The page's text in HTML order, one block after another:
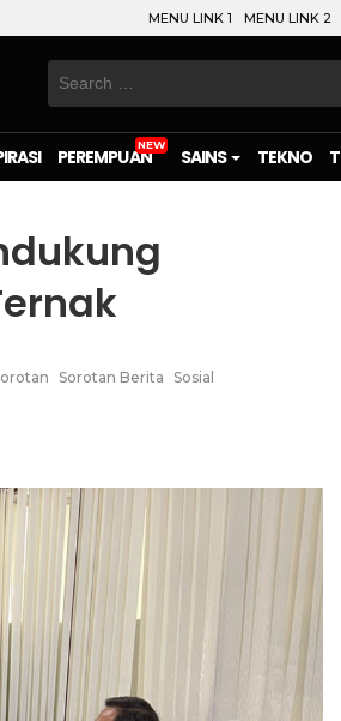
MENU LINK 1 MENU LINK 2
Search
PEREMPUAN SAINS TEKNO
Sorotan Berita Sosial